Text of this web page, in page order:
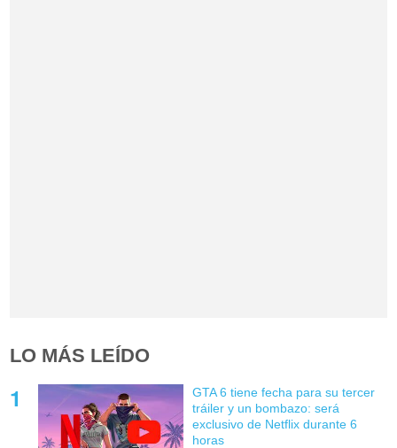
LO MÁS LEÍDO
GTA 6 tiene fecha para su tercer
tráiler y un bombazo: será
exclusivo de Netflix durante 6
horas